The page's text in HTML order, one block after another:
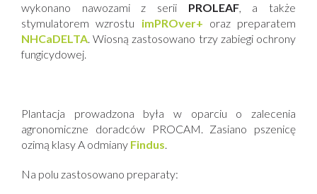
wykonano nawozami z serii PROLEAF, a także
stymulatorem wzrostu imPROver+ oraz preparatem
NHCaDELTA. Wiosną zastosowano trzy zabiegi ochrony
fungicydowej.
Plantacja prowadzona była w oparciu o zalecenia
agronomiczne doradców PROCAM. Zasiano pszenicę
ozimą klasy A odmiany Findus.
Na polu zastosowano preparaty: